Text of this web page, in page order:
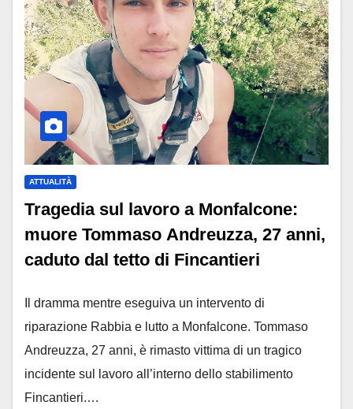
ATTUALITÀ
Tragedia sul lavoro a Monfalcone:
muore Tommaso Andreuzza, 27 anni,
caduto dal tetto di Fincantieri
Il dramma mentre eseguiva un intervento di
riparazione Rabbia e lutto a Monfalcone. Tommaso
Andreuzza, 27 anni, è rimasto vittima di un tragico
incidente sul lavoro all’interno dello stabilimento
Fincantieri.…